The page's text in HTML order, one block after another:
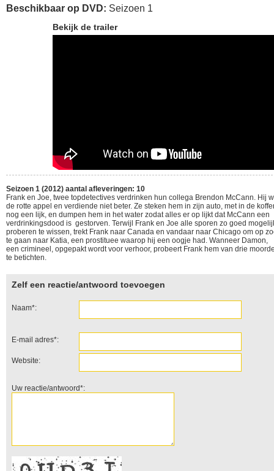
Beschikbaar op DVD: Seizoen 1
Bekijk de trailer
Seizoen 1 (2012) aantal afleveringen: 10
Frank en Joe, twee topdetectives verdrinken hun collega Brendon McCann. Hij
de rotte appel en verdiende niet beter. Ze steken hem in zijn auto, met in de
nog een lijk, en dumpen hem in het water zodat alles er op lijkt dat McCann een
verdrinkingsdood is gestorven. Terwijl Frank en Joe alle sporen zo goed
proberen te wissen, trekt Frank naar Canada en vandaar naar Chicago om op
te gaan naar Katia, een prostituee waarop hij een oogje had. Wanneer Damon,
een crimineel, opgepakt wordt voor verhoor, probeert Frank hem van drie
te betichten.
Zelf een reactie/antwoord toevoegen
Naam*:
E-mail adres*:
Website:
Uw reactie/antwoord*: